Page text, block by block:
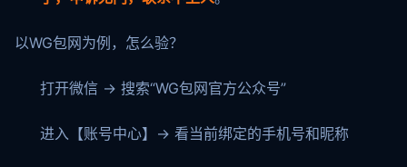
以WG包网为例，怎么验？
打开微信 → 搜索“WG包网官方公众号”
进入【账号中心】→ 看当前绑定的手机号和昵称